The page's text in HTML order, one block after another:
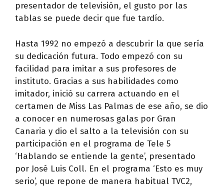
presentador de televisión, el gusto por las
tablas se puede decir que fue tardío.
Hasta 1992 no empezó a descubrir la que sería
su dedicación futura. Todo empezó con su
facilidad para imitar a sus profesores de
instituto. Gracias a sus habilidades como
imitador, inició su carrera actuando en el
certamen de Miss Las Palmas de ese año, se dio
a conocer en numerosas galas por Gran
Canaria y dio el salto a la televisión con su
participación en el programa de Tele 5
‘Hablando se entiende la gente’, presentado
por José Luis Coll. En el programa ‘Esto es muy
serio’, que repone de manera habitual TVC2,